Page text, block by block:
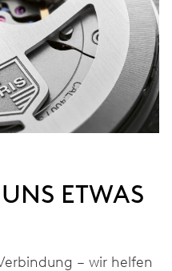
ETWAS
– wir helfen